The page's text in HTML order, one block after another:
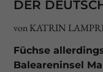
DER
von KATRIN
Füchse
Baleareninsel